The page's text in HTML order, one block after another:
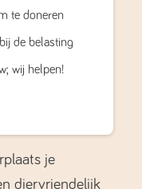
te doneren
de belasting
wij helpen!
je
diervriendelijk